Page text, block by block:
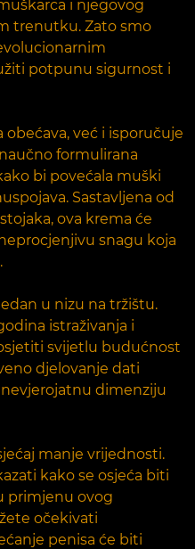
i njegovog
trenutku. Zato smo
potpunu sigurnost i
obećava, već i isporučuje
formulirana
bi povećala muški
Sastavljena od
ova krema će
snagu koja
u nizu na tržištu.
istraživanja i
svijetlu budućnost
djelovanje dati
dimenziju
manje vrijednosti.
kako se osjeća biti
primjenu ovog
očekivati
penisa će biti